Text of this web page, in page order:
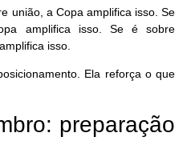
união, a Copa amplifica isso. Se
amplifica isso. Se é sobre
isso.
Ela reforçao que
preparação